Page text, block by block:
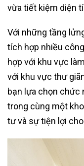
vừa tiết kiệm diện
Với những tầng
tích hợp nhiều
hợp với khu vực
với khu vực thư
bạn lựa chọn chức
trong cùng một
tư và sự tiện lợi